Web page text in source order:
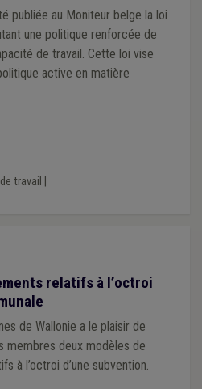
publiée au Moniteur belge la loi
une politique renforcée de
de travail. Cette loi vise
active en matière
travail
relatifs à l’octroi
de Wallonie a le plaisir de
membres deux modèles de
à l’octroi d’une subvention.